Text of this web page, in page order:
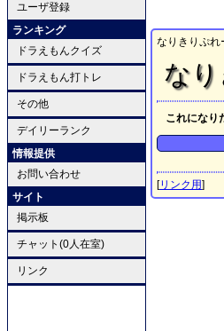
ユーザ登録
ランキング
ドラえもんクイズ
ドラえもん打トレ
その他
デイリーランク
情報提供
お問い合わせ
サイト
掲示板
チャット(0人在室)
リンク
なりきりぷれ
な
これになり
[リンク用]